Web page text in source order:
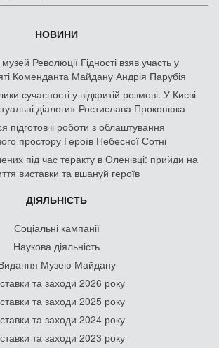
НОВИНИ
Революції Гідності взяв участь у
Коменданта Майдану Андрія Парубія
сучасності у відкритій розмові. У Києві
діалоги» Ростислава Прокопюка
підготовчі роботи з облаштування
простору Героїв Небесної Сотні
під час теракту в Оленівці: прийди на
виставки та вшануй героїв
ДІЯЛЬНІСТЬ
Соціальні кампанії
Наукова діяльність
Музею Майдану
та заходи 2026 року
та заходи 2025 року
та заходи 2024 року
та заходи 2023 року